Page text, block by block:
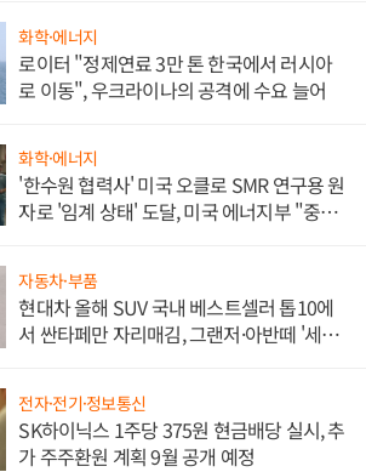
화학·에너지
로이터 "정제연료 3만 톤 한국에서 러시아
로 이동", 우크라이나의 공격에 수요 늘어
화학·에너지
'한수원 협력사' 미국 오클로 SMR 연구용 원
자로 '임계 상태' 도달, 미국 에너지부 "중요
자동차·부품
현대차 올해 SUV 국내 베스트셀러 톱10에
서 싼타페만 자리매김, 그랜저·아반떼 '세단
전자·전기·정보통신
SK하이닉스 1주당 375원 현금배당 실시, 추
가 주주환원 계획 9월 공개 예정